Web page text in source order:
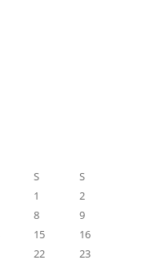
S
S
1
2
8
9
15
16
22
23